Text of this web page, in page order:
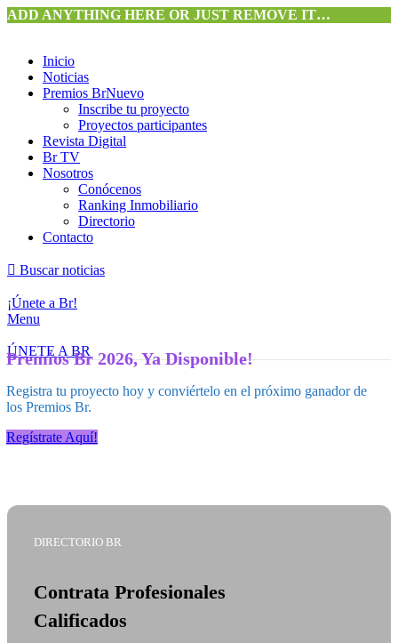
ADD ANYTHING HERE OR JUST REMOVE IT…
Inicio
Noticias
Premios BrNuevo
Inscribe tu proyecto
Proyectos participantes
Revista Digital
Br TV
Nosotros
Conócenos
Ranking Inmobiliario
Directorio
Contacto
Buscar noticias
¡Únete a Br!
Menu
ÚNETE A BR
Premios Br 2026, Ya Disponible!
Registra tu proyecto hoy y conviértelo en el próximo ganador de
los Premios Br.
Regístrate Aquí!
DIRECTORIO BR
Contrata Profesionales
Calificados
⭐️ Anúnciate con nosotrosVER MÁS→